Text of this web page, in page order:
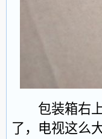
包装箱右上
了，电视这么